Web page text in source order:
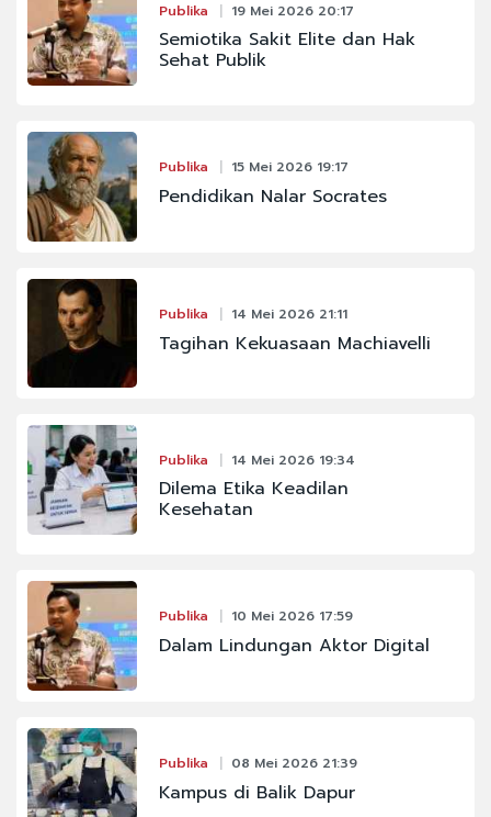
Publika 19 Mei 2026 20:17
Semiotika Sakit Elite dan Hak
Sehat Publik
Publika 15 Mei 2026 19:17
Pendidikan Nalar Socrates
Publika 14 Mei 2026 21:11
Tagihan Kekuasaan Machiavelli
Publika 14 Mei 2026 19:34
Dilema Etika Keadilan
Kesehatan
Publika 10 Mei 2026 17:59
Dalam Lindungan Aktor Digital
Publika 08 Mei 2026 21:39
Kampus di Balik Dapur